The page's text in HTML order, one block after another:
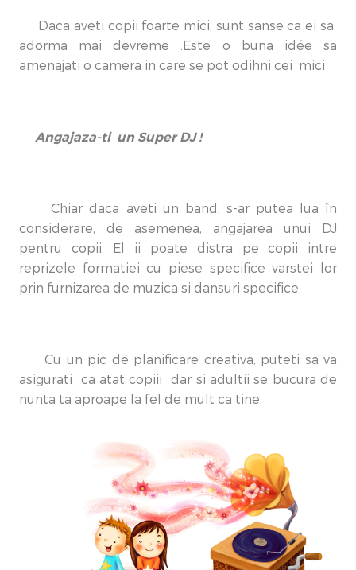
Daca aveti copii foarte mici, sunt sanse ca ei sa
adorma mai devreme .Este o buna idée sa
amenajati o camera in care se pot odihni cei mici
Angajaza-ti un Super DJ !
Chiar daca aveti un band, s-ar putea lua în
considerare, de asemenea, angajarea unui DJ
pentru copii. El ii poate distra pe copii intre
reprizele formatiei cu piese specifice varstei lor
prin furnizarea de muzica si dansuri specifice.
Cu un pic de planificare creativa, puteti sa va
asigurati ca atat copiii dar si adultii se bucura de
nunta ta aproape la fel de mult ca tine.